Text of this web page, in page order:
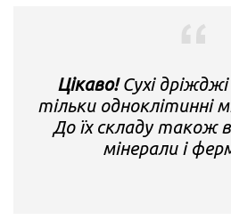
Цікаво!Сухі
тільки одноклітинні
До їх складу також
мінерали і